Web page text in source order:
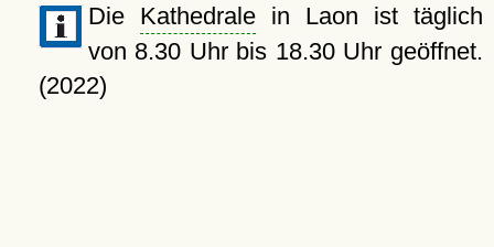
Die Kathedralein Laon ist täglich
von 8.30 Uhr bis 18.30 Uhr geöffnet.
(2022)